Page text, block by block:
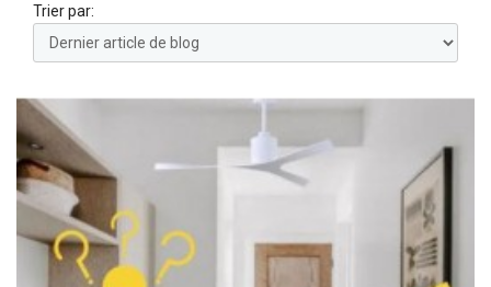
Trier par: